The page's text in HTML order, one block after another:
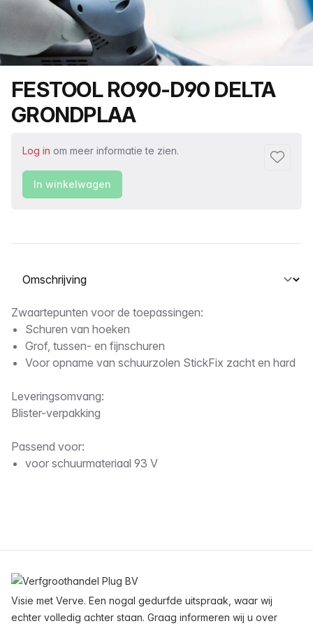
Productnaam
FESTOOL RO90-D90 DELTA
GRONDPLAA
Log in om meer informatie te zien.
In winkelwagen
Selecteer een tabblad
Omschrijving
Zwaartepunten voor de toepassingen:
Schuren van hoeken
Grof, tussen- en fijnschuren
Voor opname van schuurzolen StickFix zacht en hard
Leveringsomvang:
Blister-verpakking
Passend voor:
voor schuurmateriaal 93 V
Visie met Verve. Een nogal gedurfde uitspraak, waar wij
echter volledig achter staan. Graag informeren wij u over